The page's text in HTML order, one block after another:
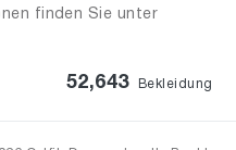
finden Sie unter
52,643 Bekleidung